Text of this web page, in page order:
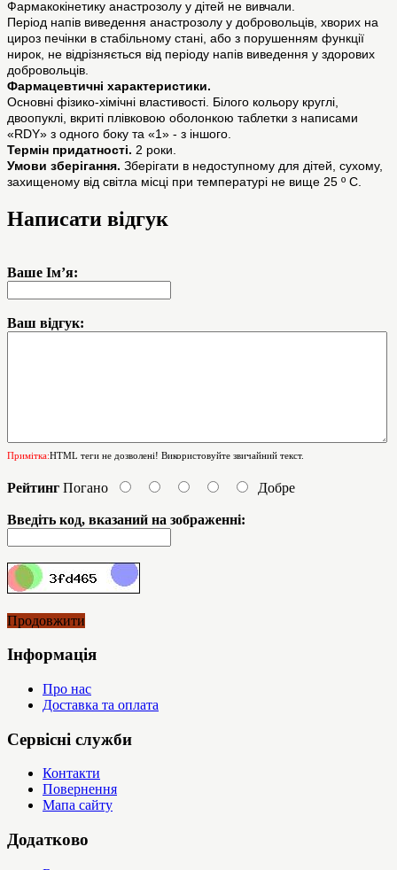
Фармакокінетику анастрозолу у дітей не вивчали.
Період напів виведення анастрозолу у добровольців, хворих на
цироз печінки в стабільному стані, або з порушенням функції
нирок, не відрізняється від періоду напів виведення у здорових
добровольців.
Фармацевтичні характеристики.
Основні фізико-хімічні властивості. Білого кольору круглі,
двоопуклі, вкриті плівковою оболонкою таблетки з написами
«RDY» з одного боку та «1» - з іншого.
Термін придатності. 2 роки.
Умови зберігання. Зберігати в недоступному для дітей, сухому,
захищеному від світла місці при температурі не вище 25 º С.
Написати відгук
Ваше Ім’я:
Ваш відгук:
Примітка:HTML теги не дозволені! Використовуйте звичайний текст.
Рейтинг Погано Добре
Введіть код, вказаний на зображенні:
Продовжити
Інформація
Про нас
Доставка та оплата
Сервісні служби
Контакти
Повернення
Мапа сайту
Додатково